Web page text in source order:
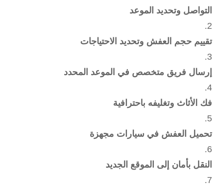
التواصل وتحديد الموعد
تقييم حجم العفش وتحديد الاحتياجات
إرسال فريق متخصص في الموعد المحدد
فك الأثاث وتغليفه باحترافية
تحميل العفش في سيارات مجهزة
النقل بأمان إلى الموقع الجديد